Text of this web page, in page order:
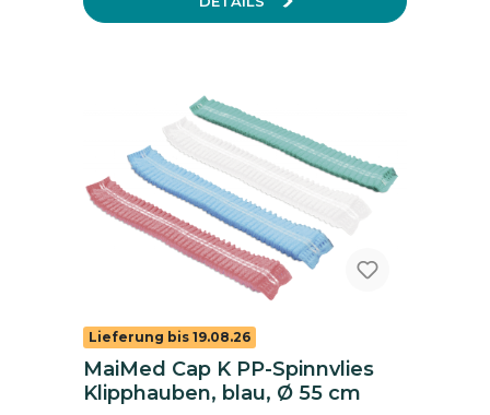
1 Packung = 100 Stück, 1 Karton = 10
Packungen
Lieferung bis 19.08.26
MaiMed Cap K PP-Spinnvlies
Klipphauben, blau, Ø 55 cm